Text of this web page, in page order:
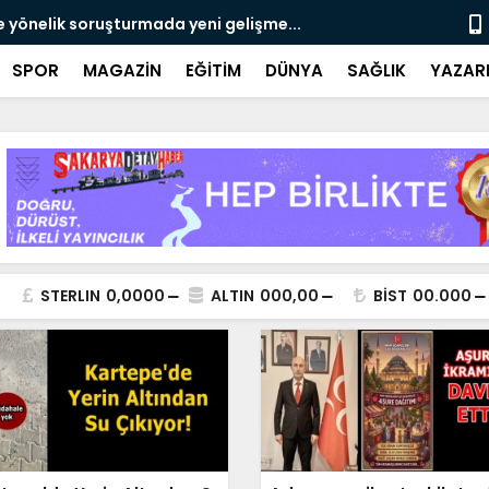
yönelik soruşturmada yeni gelişme... Çalışma,
SPOR MAGAZİN EĞİTİM DÜNYA SAĞLIK
STERLIN 0,0000 ALTIN 000,00 BİST 00.000